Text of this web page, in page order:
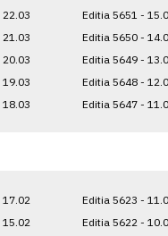
Editia 5651 -
Editia 5650 -
Editia 5649 -
Editia 5648 -
Editia 5647 -
Editia 5623 -
Editia 5622 -